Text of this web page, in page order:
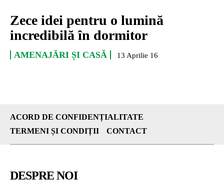
Zece idei pentru o lumină
incredibilă în dormitor
AMENAJĂRI ȘI CASĂ 13 Aprilie 16
ACORD DE CONFIDENȚIALITATE
TERMENI ȘI CONDIȚII
CONTACT
DESPRE NOI